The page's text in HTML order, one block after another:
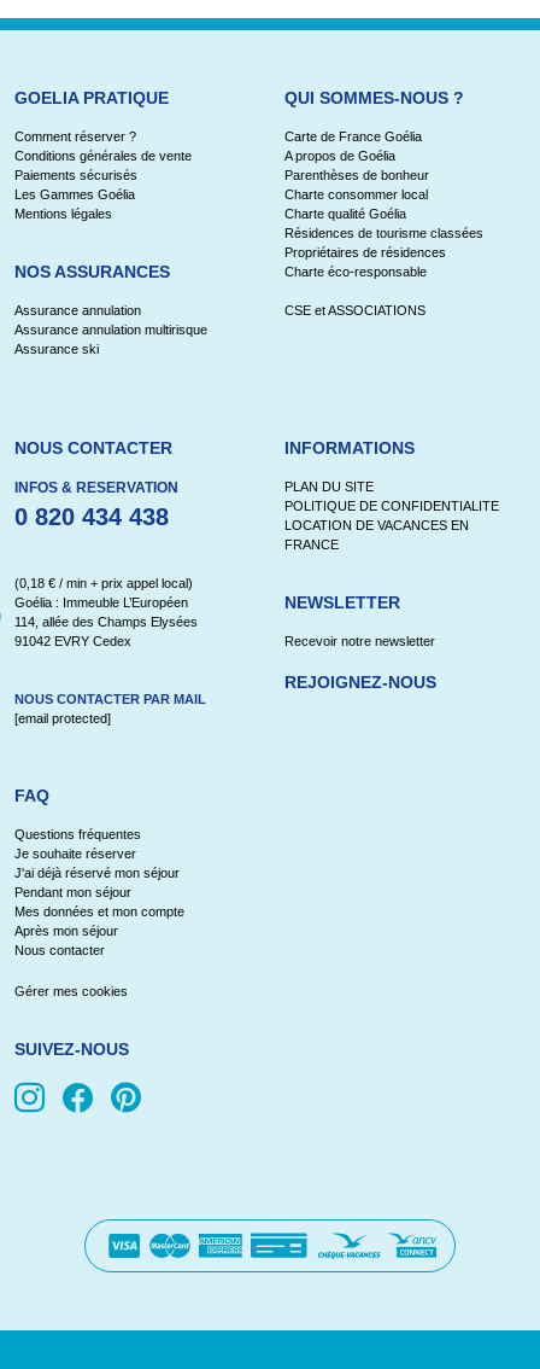
GOELIA PRATIQUE
Comment réserver ?
Conditions générales de vente
Paiements sécurisés
Les Gammes Goélia
Mentions légales
NOS ASSURANCES
Assurance annulation
Assurance annulation multirisque
Assurance ski
QUI SOMMES-NOUS ?
Carte de France Goélia
A propos de Goélia
Parenthèses de bonheur
Charte consommer local
Charte qualité Goélia
Résidences de tourisme classées
Propriétaires de résidences
Charte éco-responsable
CSE et ASSOCIATIONS
NOUS CONTACTER
INFOS & RESERVATION
0 820 434 438
(0,18 € / min + prix appel local)
Goélia : Immeuble L’Européen
114, allée des Champs Elysées
91042 EVRY Cedex
NOUS CONTACTER PAR MAIL
[email protected]
INFORMATIONS
PLAN DU SITE
POLITIQUE DE CONFIDENTIALITE
LOCATION DE VACANCES EN
FRANCE
NEWSLETTER
Recevoir notre newsletter
REJOIGNEZ-NOUS
FAQ
Questions fréquentes
Je souhaite réserver
J'ai déjà réservé mon séjour
Pendant mon séjour
Mes données et mon compte
Après mon séjour
Nous contacter
Gérer mes cookies
SUIVEZ-NOUS